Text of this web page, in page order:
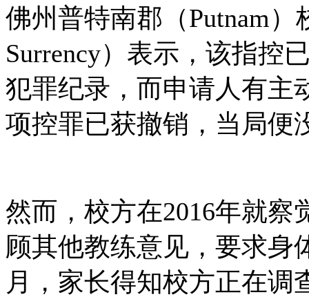
佛州普特南郡（Putnam
Surrency）表示，该指控
犯罪纪录，而申请人有主
项控罪已获撤销，当局便
然而，校方在2016年就
顾其他教练意见，要求身
月，家长得知校方正在调